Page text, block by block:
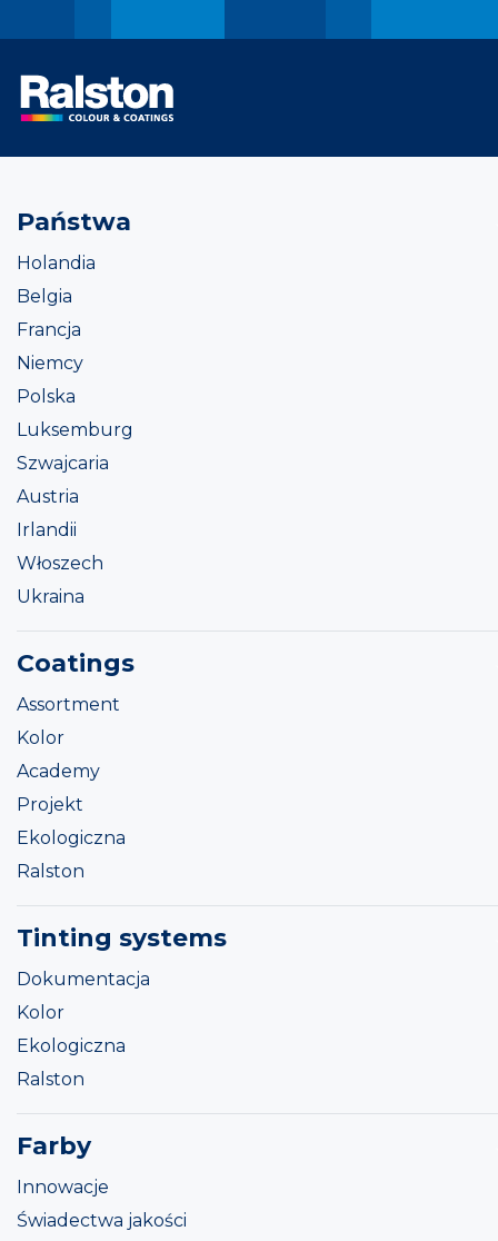
Państwa
Holandia
Belgia
Francja
Niemcy
Polska
Luksemburg
Szwajcaria
Austria
Irlandii
Włoszech
Ukraina
Coatings
Assortment
Kolor
Academy
Projekt
Ekologiczna
Ralston
Tinting systems
Dokumentacja
Kolor
Ekologiczna
Ralston
Farby
Innowacje
Świadectwa jakości